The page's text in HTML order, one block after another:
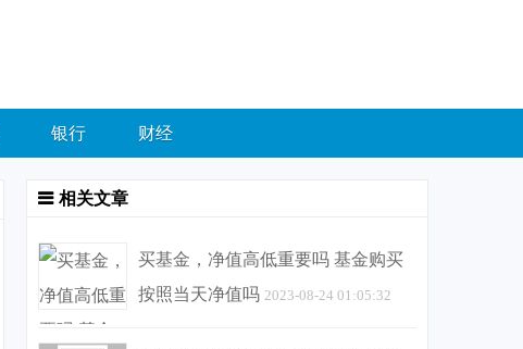
银行 财经
相关文章
买基金，净值高低重要吗 基金购买
按照当天净值吗 2023-08-24 01:05:32